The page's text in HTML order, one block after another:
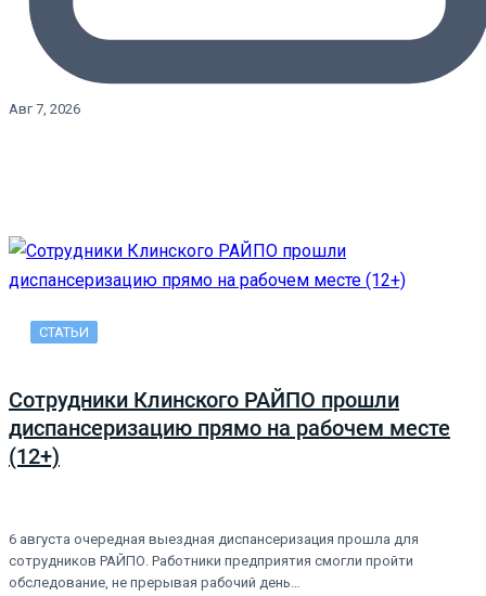
Авг 7, 2026
СТАТЬИ
Сотрудники Клинского РАЙПО прошли
диспансеризацию прямо на рабочем месте
(12+)
6 августа очередная выездная диспансеризация прошла для
сотрудников РАЙПО. Работники предприятия смогли пройти
обследование, не прерывая рабочий день…